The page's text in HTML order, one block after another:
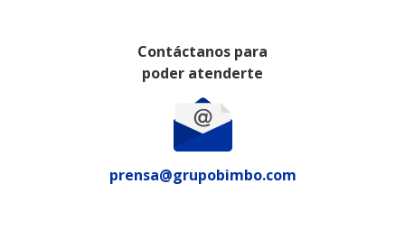
Contáctanos para
poder atenderte
prensa@grupobimbo.com